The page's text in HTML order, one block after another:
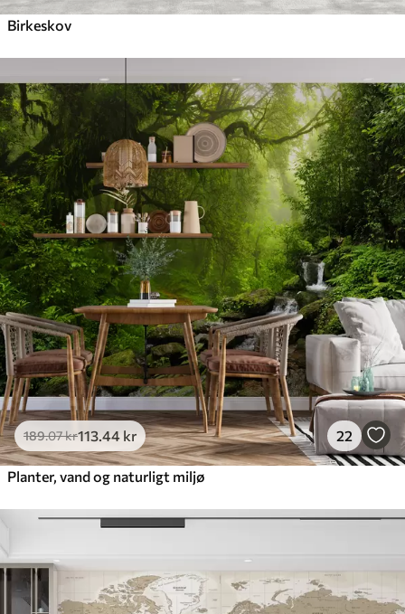
Birkeskov
189.07kr113 .44 kr 22
Planter, vand og naturligt miljø